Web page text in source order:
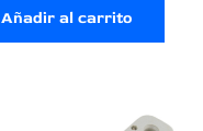
Añadir al carrito